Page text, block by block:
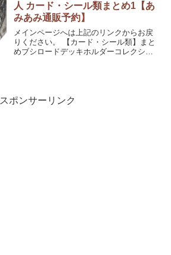
人 カード・シール類まとめ1【あ
みあみ通販予約】
メインページへは上記のリンクからお戻
りください。 【カード・シール類】まと
めブシロードデッキホルダーコレクショ
スポンサーリンク